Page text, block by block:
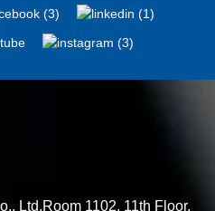
Ltd.Room 1102, 11th Floor,